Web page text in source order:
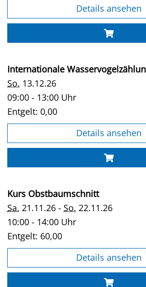
Details ansehen
Internationale
So. 13.12.26
09:00 - 13:00 Uhr
Entgelt: 0,00
Details ansehen
Kurs Obstbaumschnitt
Sa. 21.11.26 - So. 22.11.26
10:00 - 14:00 Uhr
Entgelt: 60,00
Details ansehen